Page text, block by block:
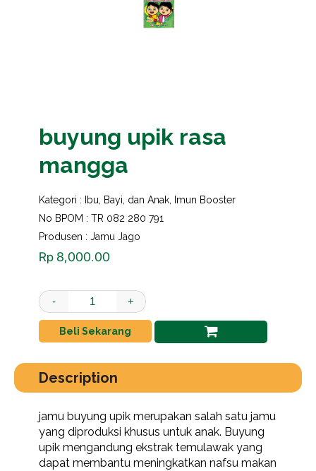
buyung upik rasa
mangga
Kategori : Ibu, Bayi, dan Anak
Imun Booster
No BPOM : TR 082 280 791
Produsen : Jamu Jago
Rp8,000.00
buyung upik rasa mangga quantity
- +
Beli Sekarang
Description
jamu buyung upik merupakan salah satu jamu
yang diproduksi khusus untuk anak. Buyung
upik mengandung ekstrak temulawak yang
dapat membantu meningkatkan nafsu makan